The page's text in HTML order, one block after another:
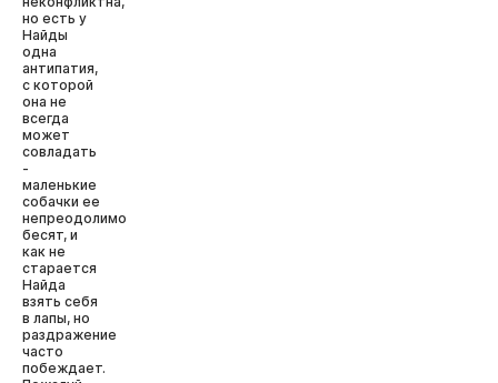
но есть у
Найды
одна
антипатия,
с которой
она не
всегда
может
совладать
-
маленькие
собачки ее
непреодолимо
бесят, и
как не
старается
Найда
взять себя
в лапы, но
раздражение
часто
побеждает.